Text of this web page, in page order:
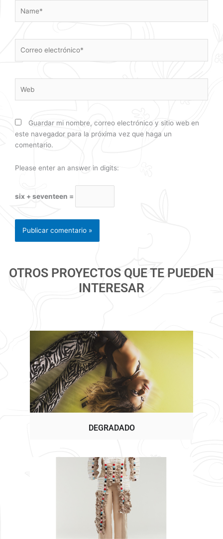
electrónico*
Guardar mi nombre, correo electrónico y sitio web en
este navegador para la próxima vez que haga un
comentario.
Please enter an answer in digits:
six + seventeen =
OTROS PROYECTOS QUE TE PUEDEN
INTERESAR
DEGRADADO